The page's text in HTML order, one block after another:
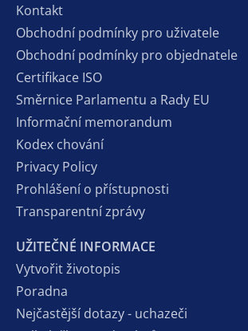
Kontakt
Obchodní podmínky pro uživatele
Obchodní podmínky pro objednatele
Certifikace ISO
Směrnice Parlamentu a Rady EU
Informační memorandum
Kodex chování
Privacy Policy
Prohlášení o přístupnosti
Transparentní zprávy
UŽITEČNÉ INFORMACE
Vytvořit životopis
Poradna
Nejčastější dotazy - uchazeči